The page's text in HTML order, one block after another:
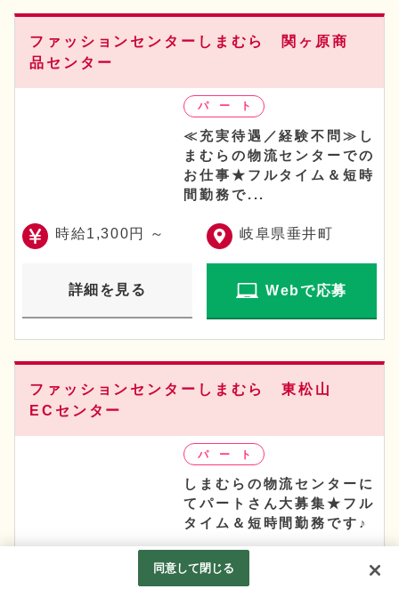
ファッションセンターしまむら 関ヶ原商
品センター
≪充実待遇／経験不問≫し
まむらの物流センターでの
お仕事★フルタイム＆短時
間勤務で...
時給1,300円 ～ 岐阜県垂井町
詳細を見る Webで応募
ファッションセンターしまむら 東松山
ECセンター
しまむらの物流センターに
てパートさん大募集★フル
タイム＆短時間勤務です♪
時給1,440円 ～ 埼玉県東松山市
同意して閉じる